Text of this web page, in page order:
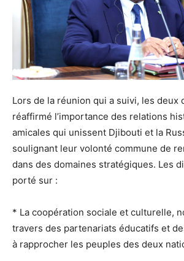
Lors de la réunion qui a suivi, les deux
réaffirmé l’importance des relations
amicales qui unissent Djibouti et la
soulignant leur volonté commune de
dans des domaines stratégiques. Les
porté sur :
* La coopération sociale et culturelle,
travers des partenariats éducatifs et
à rapprocher les peuples des deux